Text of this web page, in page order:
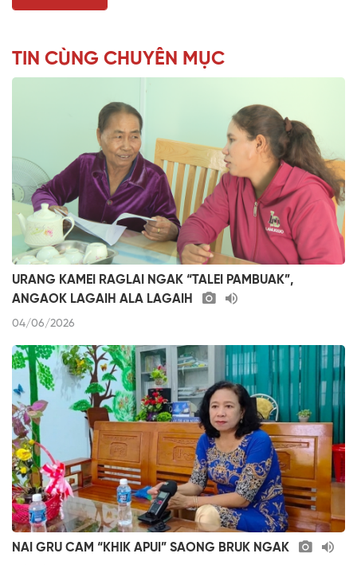
TIN CÙNG CHUYÊN MỤC
URANG KAMEI RAGLAI NGAK “TALEI PAMBUAK”,
ANGAOK LAGAIH ALA LAGAIH
04/06/2026
NAI GRU CAM “KHIK APUI” SAONG BRUK NGAK